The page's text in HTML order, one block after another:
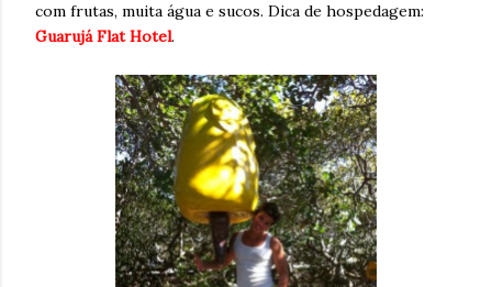
com frutas, muita água e sucos. Dica de hospedagem:
Guarujá Flat Hotel.